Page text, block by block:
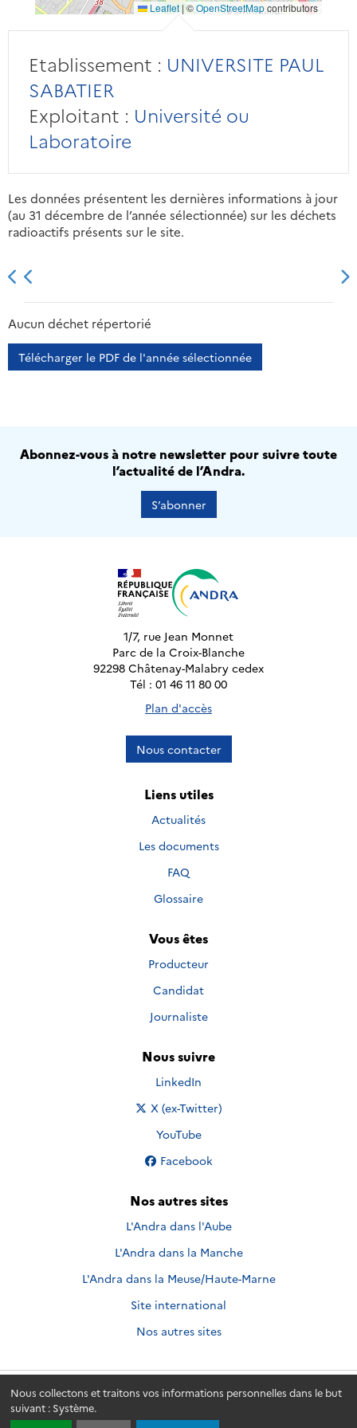
Nous collectons et traitons vos informations personnelles dans le but
suivant : Système.
Leaflet | ©OpenStreetMapcontributors
Etablissement : UNIVERSITE PAUL
SABATIER
Exploitant : Université ou
Laboratoire
Les données présentent les dernières informations à jour
(au 31 décembre de l’année sélectionnée) sur les déchets
radioactifs présents sur le site.
2013 2014
Aucun déchet répertorié
Télécharger le PDF de l'année sélectionnée
Abonnez-vous à notre newsletter pour suivre toute
l’actualité de l’Andra.
S’abonner
1/7, rue Jean Monnet
Parc de la Croix-Blanche
92298 Châtenay-Malabry cedex
Tél : 01 46 11 80 00
Plan d'accès
Nous contacter
Liens utiles
Actualités
Les documents
FAQ
Glossaire
Vous êtes
Producteur
Candidat
Journaliste
Nous suivre
Nous suivre sur
LinkedIn
Nous suivre sur
X (ex-Twitter)
Nous suivre sur
YouTube
Nous suivre sur
Facebook
Nos autres sites
L'Andra dans l'Aube
L'Andra dans la Manche
L'Andra dans la Meuse/Haute-Marne
Site international
Nos autres sites
Andra.fr © 2026 - Andra. Tous droits réservés.